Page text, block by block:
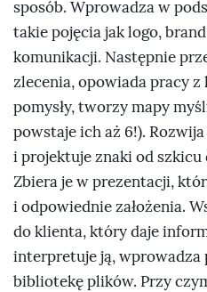
sposób. Wprowadza w
takie pojęcia jak logo,
komunikacji. Następnie
zlecenia, opowiada pracy
pomysły, tworzy mapy
powstaje ich aż 6!).
i projektuje znaki od
Zbiera je w prezentacji,
i odpowiednie założenia.
do klienta, który daje
interpretuje ją,
bibliotekę plików. Przy